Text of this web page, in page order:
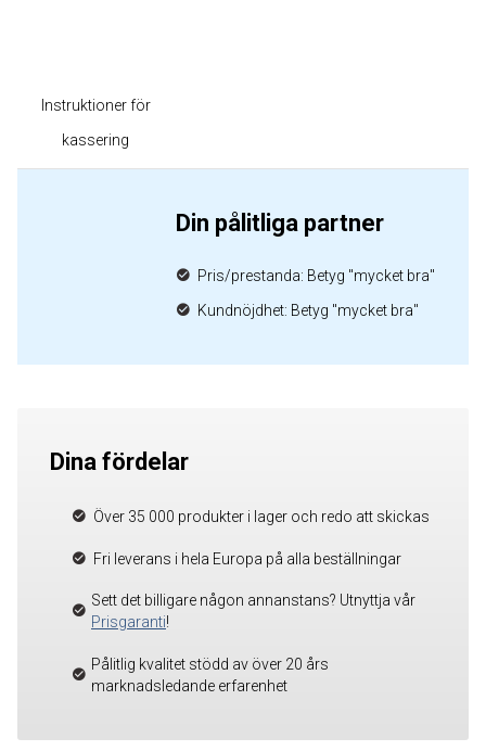
Instruktioner för
kassering
Din pålitliga partner
Pris/prestanda: Betyg "mycket bra"
Kundnöjdhet: Betyg "mycket bra"
Dina fördelar
Över 35 000 produkter i lager och redo att skickas
Fri leverans i hela Europa på alla beställningar
Sett det billigare någon annanstans? Utnyttja vår
Prisgaranti!
Pålitlig kvalitet stödd av över 20 års
marknadsledande erfarenhet